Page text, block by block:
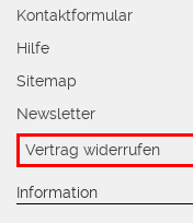
Kontaktformular
Hilfe
Sitemap
Newsletter
Vertrag widerrufen
Information